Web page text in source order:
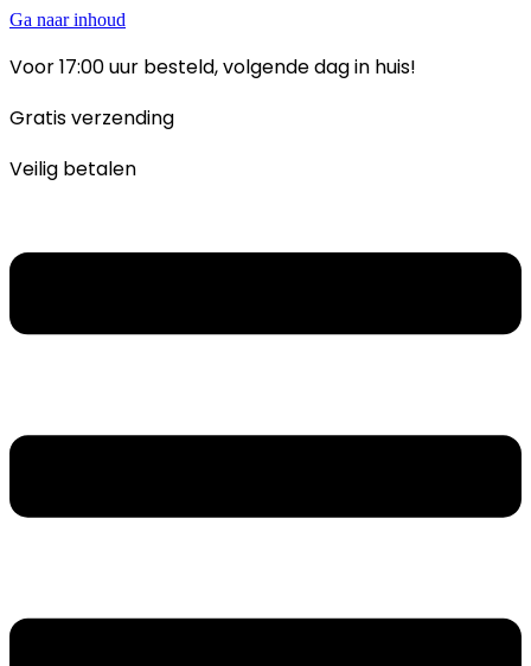
Ga naar inhoud
Voor 17:00 uur besteld, volgende dag in huis!
Gratis verzending
Veilig betalen